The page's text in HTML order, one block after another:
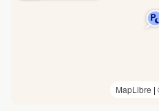
MapLibre |